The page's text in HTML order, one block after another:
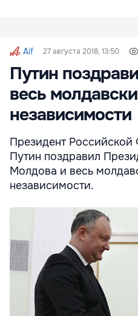
Aif 27 августа 2018, 13:50
Путин
весь
независимости
Президент
Путин поздравил
Молдова и весь
независимости.